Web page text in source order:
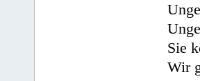
Sie
Wir